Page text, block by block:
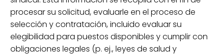
procesar su solicitud, evaluarle en el proceso de
selección y contratación, incluido evaluar su
elegibilidad para puestos disponibles y cumplir con
obligaciones legales (p. ej., leyes de salud y